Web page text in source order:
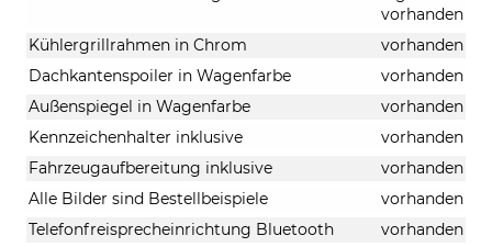
vorhanden
Kühlergrillrahmen in Chrom
vorhanden
Dachkantenspoiler in Wagenfarbe
vorhanden
Außenspiegel in Wagenfarbe
vorhanden
Kennzeichenhalter inklusive
vorhanden
Fahrzeugaufbereitung inklusive
vorhanden
Alle Bilder sind Bestellbeispiele
vorhanden
Telefonfreisprecheinrichtung Bluetooth
vorhanden